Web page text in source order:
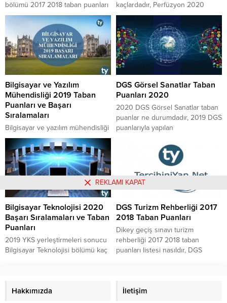
bölümü 2017 2018 taban puanları
nasıldır, turizm ve otel işletmeciliği
bölümüne yerleşmek için kaç
bininci olmak gerekir sorularının
cevaplarına buradan
ulaşabilirsiniz.
kaçlardadır, Perfüzyon 2020
başarı sıralamaları kaç binlerdedir,
Perfüzyon taban puanları 2020
nasıl ortaya çıkmaktadır, 2020
Perfüzyon puanları en yüksek ve
en küçük kaç taban puan ile
kapatmıştır, Perfüzyon sıralama
sayıları 2020 belli oldu mu,
Perfüzyon sıralaması en küçük
kaçtadır gibi soruların cevabını ve
Perfüzyon taban puanları...
Bilgisayar ve Yazılım
Mühendisliği 2019 Taban
Puanları ve Başarı
Sıralamaları
Bilgisayar ve yazılım mühendisliği
2019 başarı sıralamaları
kaçlardadır, bilgisayar ve yazılım
mühendisliği 2019 taban puanları
kaç civarındadır, 2019 bilgisayar
ve yazılım mühendisliği başarı
sıralamaları ve taban puanları
neye göre belirlenmektedir, 2018
yerleştirmelerinde bilgisayar ve
yazılım mühendisliği bölümü en
küçük ve en büyük kaç taban
puan ve sıralama ile kapatmıştır
gibi...
DGS Görsel Sanatlar Taban
Puanları 2020
2020 DGS Görsel Sanatlar taban
puanlar ne durumdadır, 2019 DGS
puanlarıyla yapılan
Görsel Sanatlar puanları içindeki
en düşük ve en yüksek taban
puan ne kadardır, Görsel Sanatlar
DGS puanları 2020 nasıl
belirlenmektedir gibi soruların
Sanatlar taban puanları 2020
listesini yazımızda bulabilirsiniz.
Bilgisayar Teknolojisi 2020
Başarı Sıralamaları ve Taban
Puanları
2019 YKS yerleştirmeleri sonucu
Bilgisayar Teknolojisi bölümü kaç
kaç puanla girilir?
DGS Turizm Rehberliği 2017
2018 Taban Puanları
Dikey geçiş sınavı turizm
rehberliği 2017 2018 taban
puanları listesi nasıldır, DGS
ulaşabilirsiniz.
Hakkımızda İletişim
REKLAMI KAPAT